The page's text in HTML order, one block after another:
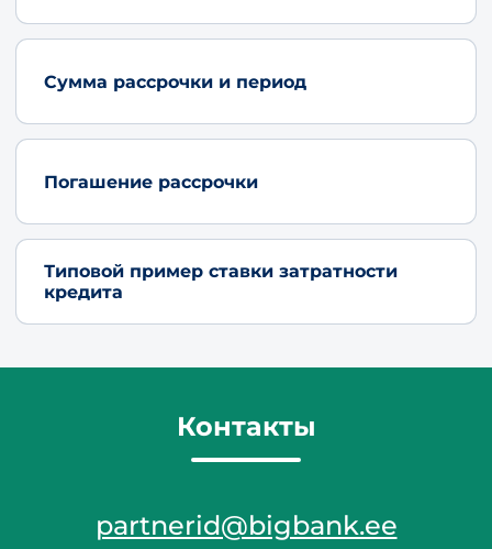
Сумма рассрочки и период
Погашение рассрочки
Типовой пример ставки затратности
кредита
Контакты
partnerid@bigbank.ee